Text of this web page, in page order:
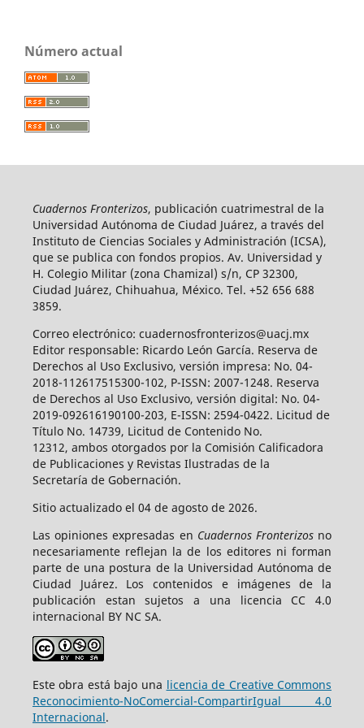
Número actual
Cuadernos Fronterizos, publicación cuatrimestral de la
Universidad Autónoma de Ciudad Juárez, a través del
Instituto de Ciencias Sociales y Administración (ICSA),
que se publica con fondos propios. Av. Universidad y
H. Colegio Militar (zona Chamizal) s/n, CP 32300,
Ciudad Juárez, Chihuahua, México. Tel. +52 656 688
3859.
Correo electrónico: cuadernosfronterizos@uacj.mx
Editor responsable: Ricardo León García. Reserva de
Derechos al Uso Exclusivo, versión impresa: No. 04-
2018-112617515300-102, P-ISSN: 2007-1248. Reserva
de Derechos al Uso Exclusivo, versión digital: No. 04-
2019-092616190100-203, E-ISSN: 2594-0422. Licitud de
Título No. 14739, Licitud de Contenido No.
12312, ambos otorgados por la Comisión Calificadora
de Publicaciones y Revistas Ilustradas de la
Secretaría de Gobernación.
Sitio actualizado el 04 de agosto de 2026.
Las opiniones expresadas en Cuadernos Fronterizosno
necesariamente reflejan la de los editores ni forman
parte de una postura de la Universidad Autónoma de
Ciudad Juárez. Los contenidos e imágenes de la
publicación estan sujetos a una licencia CC 4.0
internacional BY NC SA.
Este obra está bajo una licencia de Creative Commons
Reconocimiento-NoComercial-CompartirIgual 4.0
Internacional.